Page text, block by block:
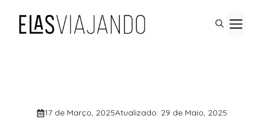
para
17 de Março, 2025Atualizado: 29 de Maio, 2025